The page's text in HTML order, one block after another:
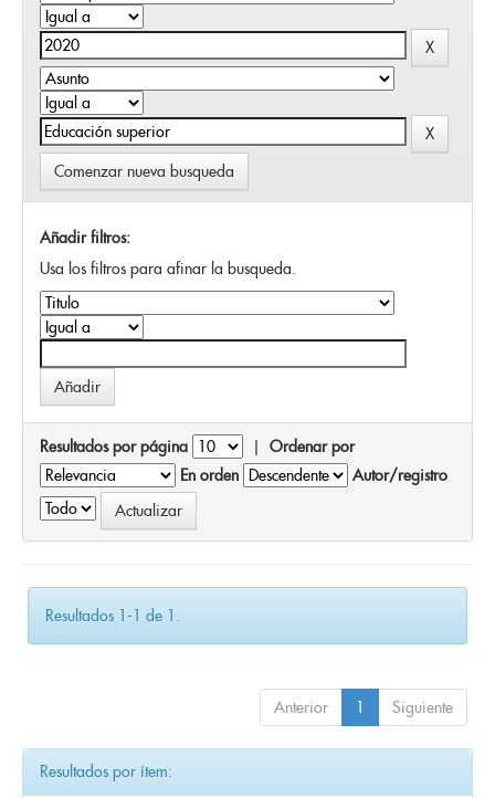
Comenzar nueva busqueda
Añadir filtros:
Usa los filtros para afinar la busqueda.
Resultados por página | Ordenar por
En orden
Autor/registro
Resultados 1-1 de 1.
Anterior 1 Siguiente
Resultados por ítem: